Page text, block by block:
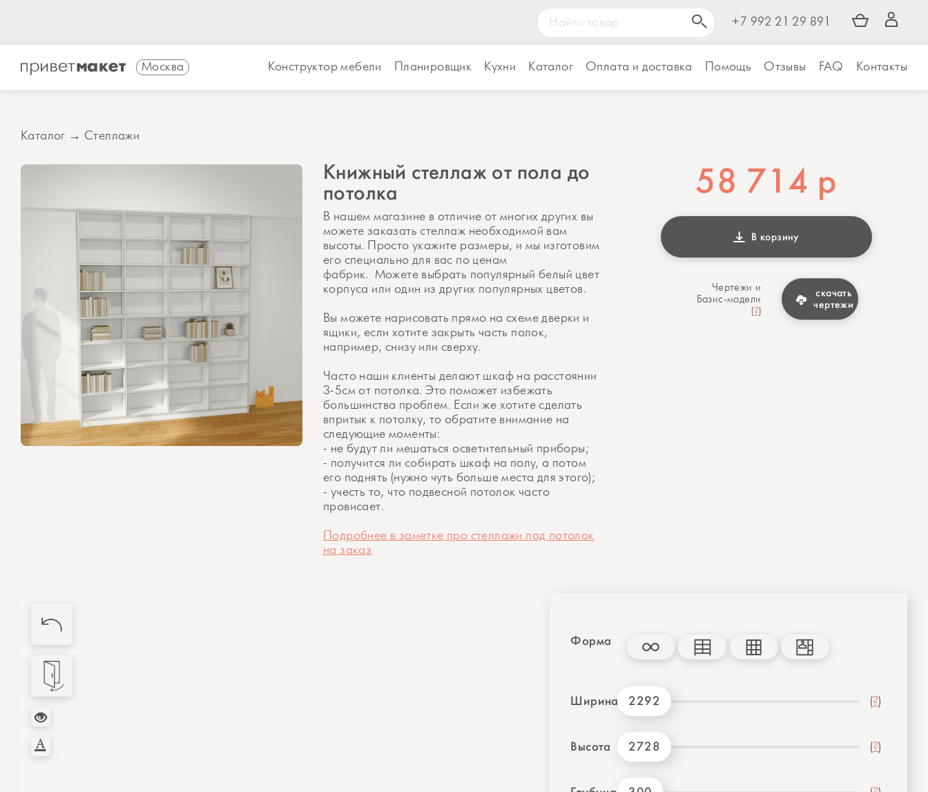
+7 992 21 29 891
Москва Конструктор мебели Планировщик Кухни Каталог Оплата и доставка Помощь Отзывы FAQ Контакты
Каталог → Стеллажи
Книжный стеллаж от пола до
потолка
В нашем магазине в отличие от многих других вы
можете заказать стеллаж необходимой вам
высоты. Просто укажите размеры, и мы изготовим
его специально для вас по ценам
фабрик. Можете выбрать популярный белый цвет
корпуса или один из других популярных цветов.
Вы можете нарисовать прямо на схеме дверки и
ящики, если хотите закрыть часть полок,
например, снизу или сверху.
Часто наши клиенты делают шкаф на расстоянии
3-5см от потолка. Это поможет избежать
большинства проблем. Если же хотите сделать
впритык к потолку, то обратите внимание на
следующие моменты:
- не будут ли мешаться осветительный приборы;
- получится ли собирать шкаф на полу, а потом
его поднять (нужно чуть больше места для этого);
- учесть то, что подвесной потолок часто
провисает.
Подробнее в заметке про стеллажи под потолок
на заказ
58 714 р
В корзину
Чертежи и
Базис-модели
(?)
скачать
чертежи
Форма
Ширина 2292 (?)
Высота 2728 (?)